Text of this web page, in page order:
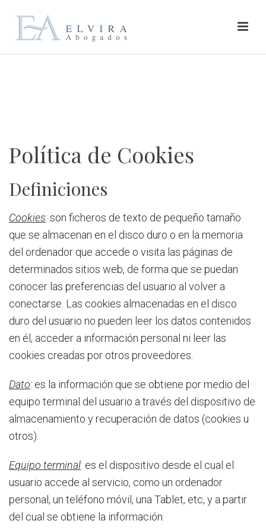
Política de Cookies
Definiciones
Cookies: son ficheros de texto de pequeño tamaño
que se almacenan en el disco duro o en la memoria
del ordenador que accede o visita las páginas de
determinados sitios web, de forma que se puedan
conocer las preferencias del usuario al volver a
conectarse. Las cookies almacenadas en el disco
duro del usuario no pueden leer los datos contenidos
en él, acceder a información personal ni leer las
cookies creadas por otros proveedores.
Dato: es la información que se obtiene por medio del
equipo terminal del usuario a través del dispositivo de
almacenamiento y recuperación de datos (cookies u
otros).
Equipo terminal: es el dispositivo desde el cual el
usuario accede al servicio, como un ordenador
personal, un teléfono móvil, una Tablet, etc, y a partir
del cual se obtiene la información.